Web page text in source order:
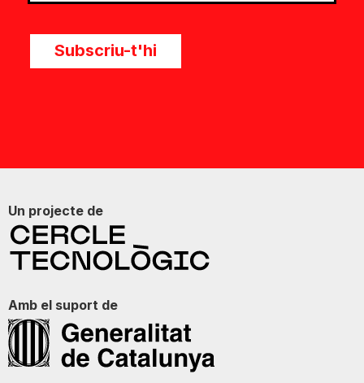
Subscriu-t'hi
Un projecte de
Amb el suport de